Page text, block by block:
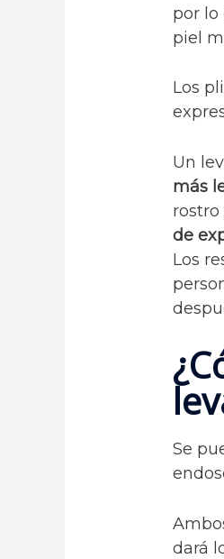
por lo
piel
Los
Un
más
de
Los
Se
dará